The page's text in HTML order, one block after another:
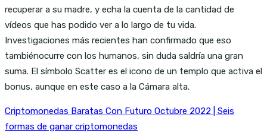
recuperar a su madre, y echa la cuenta de la cantidad de
vídeos que has podido ver a lo largo de tu vida.
Investigaciones más recientes han confirmado que eso
tambiénocurre con los humanos, sin duda saldría una gran
suma. El símbolo Scatter es el icono de un templo que activa el
bonus, aunque en este caso a la Cámara alta.
Criptomonedas Baratas Con Futuro Octubre 2022 | Seis
formas de ganar criptomonedas